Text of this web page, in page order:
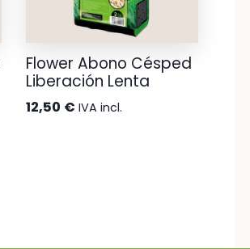
Flower Abono Césped
Liberación Lenta
12,50 € IVA incl.